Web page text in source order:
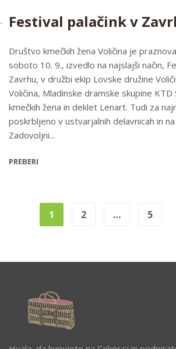
Festival palačink v
Društvo kmečkih žena Voličina je
soboto 10. 9., izvedlo na najslajši način,
Zavrhu, v družbi ekip Lovske družine
Voličina, Mladinske dramske skupine KTD
kmečkih žena in deklet Lenart. Tudi za
poskrbljeno v ustvarjalnih delavnicah in
Zadovoljni...
PREBERI
1 2 … 5